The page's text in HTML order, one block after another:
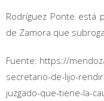
Rodríguez Ponte está
de Zamora que
Fuente: https://
secretario-de-lijo-
juzgado-que-tiene-la-